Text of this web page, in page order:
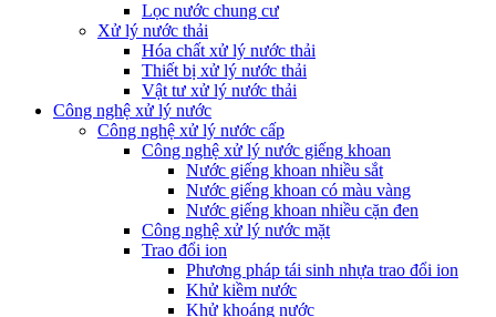
Lọc nước chung cư
Xử lý nước thải
Hóa chất xử lý nước thải
Thiết bị xử lý nước thải
Vật tư xử lý nước thải
Công nghệ xử lý nước
Công nghệ xử lý nước cấp
Công nghệ xử lý nước giếng khoan
Nước giếng khoan nhiều sắt
Nước giếng khoan có màu vàng
Nước giếng khoan nhiều cặn đen
Công nghệ xử lý nước mặt
Trao đổi ion
Phương pháp tái sinh nhựa trao đổi ion
Khử kiềm nước
Khử khoáng nước